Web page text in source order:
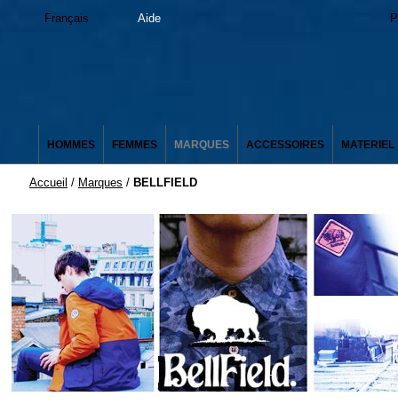
Français Aide
HOMMES FEMMES MARQUES ACCESSOIRES MATERIEL
Accueil / Marques / BELLFIELD